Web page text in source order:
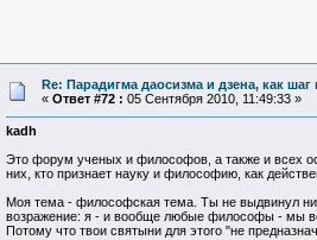
Re: Парадигма даосизма и дзена, как
« Ответ #72 : 05 Сентября 2010, 11:49:33 »
kadh
Это форум ученых и философов, а также и всех
них, кто признает науку и философию, как
Моя тема - философская тема. Ты не выдвинул
возражение: я - и вообще любые философы - мы
Потому что твои святыни для этого "не